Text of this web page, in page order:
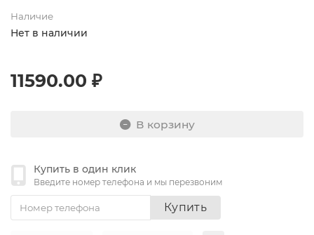
Наличие
Нет в наличии
11590.00 ₽
В корзину
Купить в один клик
Введите номер телефона и мы перезвоним
Купить